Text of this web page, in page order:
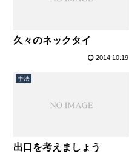
久々のネックタイ
2014.10.19
手法
出口を考えましょう